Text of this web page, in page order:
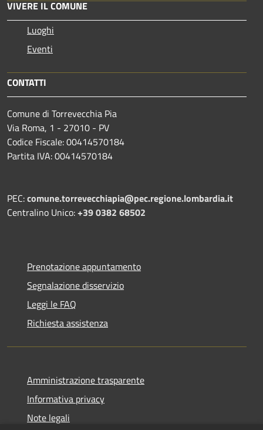
VIVERE IL COMUNE
Luoghi
Eventi
CONTATTI
Comune di Torrevecchia Pia
Via Roma, 1 - 27010 - PV
Codice Fiscale: 00414570184
Partita IVA: 00414570184
PEC:comune.torrevecchiapia@pec.regione.lombardia.it
Centralino Unico:+39 0382 68502
Prenotazione appuntamento
Segnalazione disservizio
Leggi le FAQ
Richiesta assistenza
Amministrazione trasparente
Informativa privacy
Note legali